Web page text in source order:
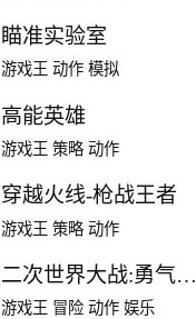
瞄准实验室
游戏王 动作 模拟
高能英雄
游戏王 策略 动作
穿越火线-枪战王者
游戏王 策略 动作
二次世界大战:勇气的
呼唤
游戏王 冒险 动作 娱乐